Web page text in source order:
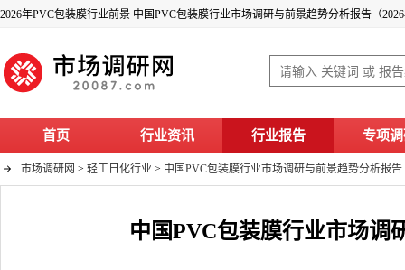
2026年PVC包装膜行业前景 中国PVC包装膜行业市场调研与前景趋势分析报告（
首页 行业资讯 行业报告 专项
市场调研网 > 轻工日化行业 > 中国PVC包装膜行业市场调研与前景趋势分析报告
中国PVC包装膜行业市场调